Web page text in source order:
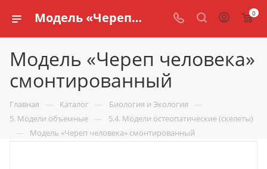
Модель «Череп человека» смонтированный купить по доступной цене в интернет магазине schools.ru 0
Модель «Череп человека»
смонтированный
Главная — Каталог — Биология и Экология —
5. Модели объемные — 5.4. Модели остеопатические (скелеты)
— Модель «Череп человека» смонтированный